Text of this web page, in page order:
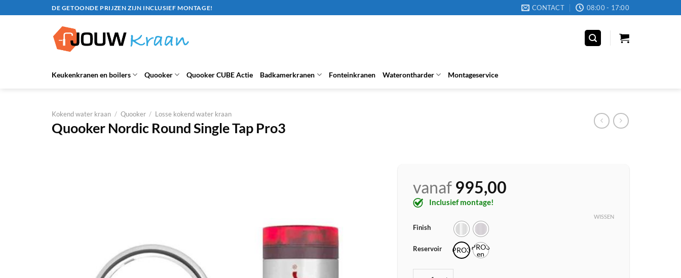
naar
DE GETOONDE PRIJZEN ZIJN INCLUSIEF MONTAGE! CONTACT 08:00 - 17:00
Keukenkranen en boilers Quooker Quooker CUBE Actie Badkamerkranen Fonteinkranen Waterontharder Montageservice
Kokend water kraan / Quooker / Losse kokend water kraan
Quooker Nordic Round Single Tap Pro3
vanaf 995,00
Inclusief montage!
Finish
Reservoir PRO3PRO3
en
CUBE
WISSEN